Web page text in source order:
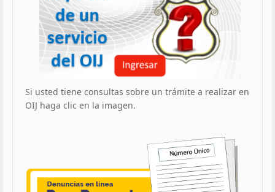
Si usted tiene consultas sobre un trámite a realizar en
OIJ haga clic en la imagen.